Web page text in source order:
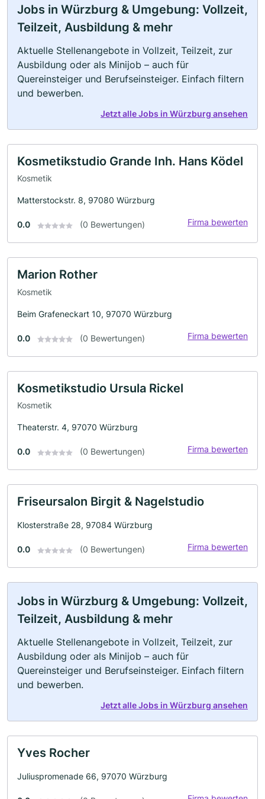
Jobs in Würzburg & Umgebung: Vollzeit,
Teilzeit, Ausbildung & mehr
Aktuelle Stellenangebote in Vollzeit, Teilzeit, zur
Ausbildung oder als Minijob – auch für
Quereinsteiger und Berufseinsteiger. Einfach filtern
und bewerben.
Jetzt alle Jobs in Würzburg ansehen
Kosmetikstudio Grande Inh. Hans Ködel
Kosmetik
Matterstockstr. 8, 97080 Würzburg
0.0 (0 Bewertungen) Firma bewerten
Marion Rother
Kosmetik
Beim Grafeneckart 10, 97070 Würzburg
0.0 (0 Bewertungen) Firma bewerten
Kosmetikstudio Ursula Rickel
Kosmetik
Theaterstr. 4, 97070 Würzburg
0.0 (0 Bewertungen) Firma bewerten
Friseursalon Birgit & Nagelstudio
Klosterstraße 28, 97084 Würzburg
0.0 (0 Bewertungen) Firma bewerten
Jobs in Würzburg & Umgebung: Vollzeit,
Teilzeit, Ausbildung & mehr
Aktuelle Stellenangebote in Vollzeit, Teilzeit, zur
Ausbildung oder als Minijob – auch für
Quereinsteiger und Berufseinsteiger. Einfach filtern
und bewerben.
Jetzt alle Jobs in Würzburg ansehen
Yves Rocher
Juliuspromenade 66, 97070 Würzburg